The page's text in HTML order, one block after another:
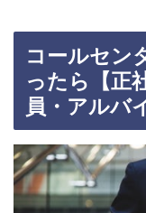
コールセン
ったら【正
員・アルバ